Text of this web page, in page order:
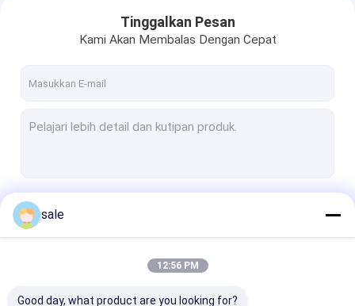
Tinggalkan Pesan
Kami Akan Membalas Dengan Cepat
sale
12:56 PM
Good day, what product are you looking for?